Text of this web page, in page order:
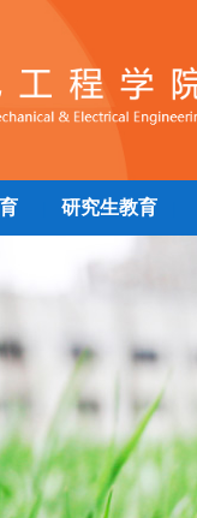
研究生教育